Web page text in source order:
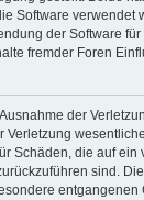
Software verwendet
der Software
fremder Foren
der
Verletzung
Schäden, die auf ein
sind.
entgangenen